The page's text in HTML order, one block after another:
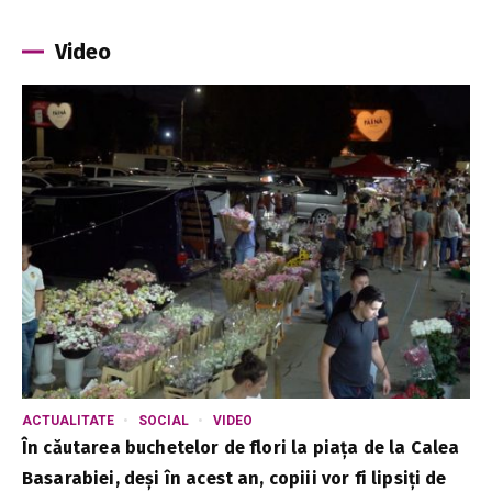
Video
ACTUALITATE SOCIAL VIDEO
În căutarea buchetelor de flori la piața de la Calea
Basarabiei, deși în acest an, copiii vor fi lipsiți de